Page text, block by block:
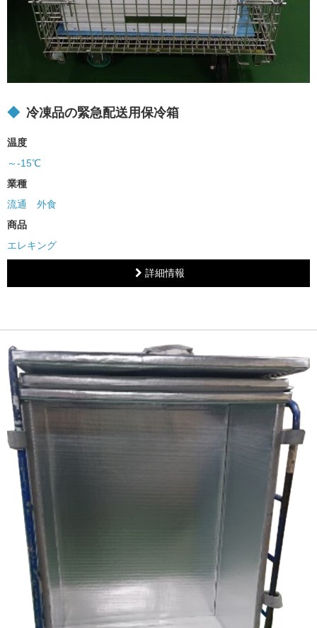
冷凍品の緊急配送用保冷箱
温度
～-15℃
業種
流通
外食
商品
エレキング
詳細情報